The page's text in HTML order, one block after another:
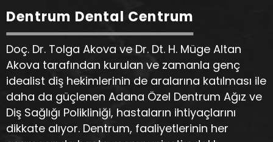
Dentrum Dental Centrum
Doç. Dr. Tolga Akova ve Dr. Dt. H. Müge Altan
Akova tarafından kurulan ve zamanla genç
idealist diş hekimlerinin de aralarına katılması ile
daha da güçlenen Adana Özel Dentrum Ağız ve
Diş Sağlığı Polikliniği, hastaların ihtiyaçlarını
dikkate alıyor. Dentrum, faaliyetlerinin her